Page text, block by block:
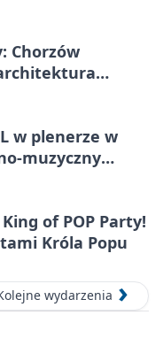
Chorzów
w plenerze w
muzyczny
King of POP Party!
Króla Popu
wydarzenia